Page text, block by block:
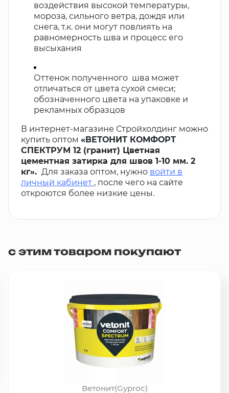
воздействия высокой температуры,
мороза, сильного ветра, дождя или
снега, т.к. они могут повлиять на
равномерность шва и процесс его
высыхания
Оттенок полученного шва может
отличаться от цвета сухой смеси;
обозначенного цвета на упаковке и
рекламных образцов
В интернет-магазине Стройхолдинг можно
купить оптом «ВЕТОНИТ КОМФОРТ
СПЕКТРУМ 12 (гранит) Цветная
цементная затирка для швов 1-10 мм. 2
кг». Для заказа оптом, нужно войти в
личный кабинет , после чего на сайте
откроются более низкие цены.
с этим товаром покупают
Ветонит(Gyproc)